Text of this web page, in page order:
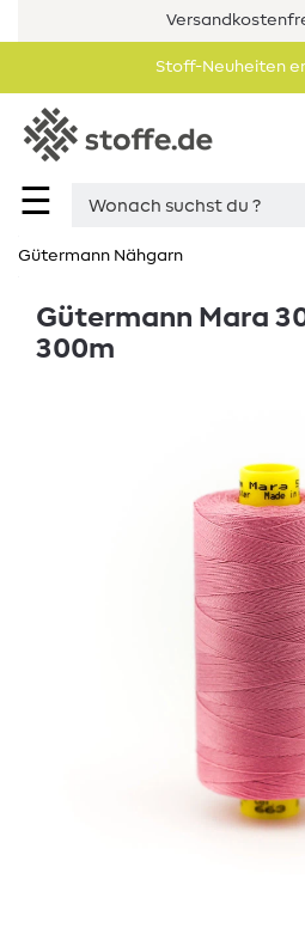
Stoff-Neuheiten
☰
Gütermann Nähgarn
Gütermann Mara
300m